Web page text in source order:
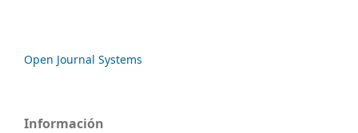
Open Journal Systems
Información